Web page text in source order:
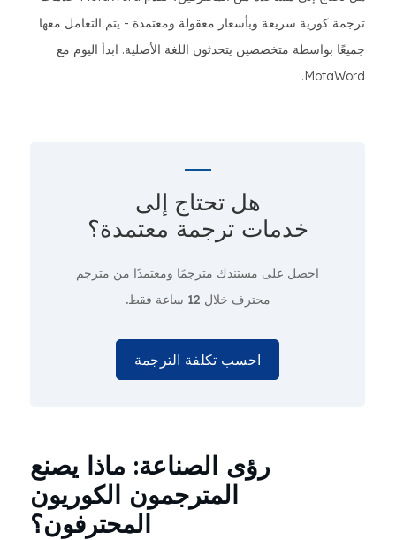
ترجمة كورية سريعة وبأسعار معقولة ومعتمدة - يتم التعامل معها
جميعًا بواسطة متخصصين يتحدثون اللغة الأصلية. ابدأ اليوم مع
MotaWord.
هل تحتاج إلى
خدمات ترجمة معتمدة؟
احصل على مستندك مترجمًا ومعتمدًا من مترجم
محترف خلال 12 ساعة فقط.
احسب تكلفة الترجمة
رؤى الصناعة: ماذا يصنع
المترجمون الكوريون
المحترفون؟